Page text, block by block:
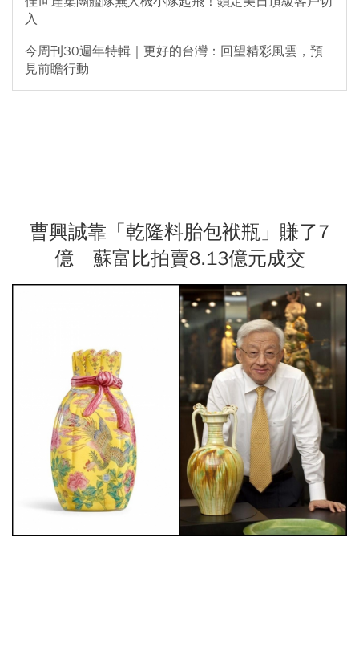
入
今周刊30週年特輯｜更好的台灣：回望精彩風雲，預
見前瞻行動
曹興誠靠「乾隆料胎包袱瓶」賺了7
億 蘇富比拍賣8.13億元成交